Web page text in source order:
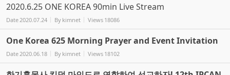
2020.6.25 ONE KOREA 90min Live Stream
Date 2020.07.24 By kimnet Views 18086
One Korea 625 Morning Prayer and Event Invitation
Date 2020.06.18 By kimnet Views 18102